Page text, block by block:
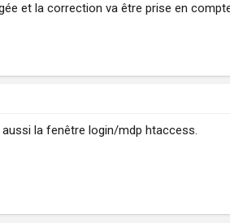
et la correction va être prise en
la fenêtre login/mdp htaccess.